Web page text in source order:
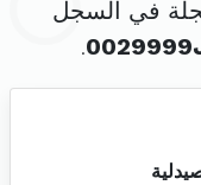
في السجل
.